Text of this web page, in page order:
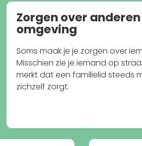
Zorgen over
omgeving
Soms maak je je zorgen over
Misschien zie je iemand op
merkt dat een familielid steeds
zichzelf zorgt.